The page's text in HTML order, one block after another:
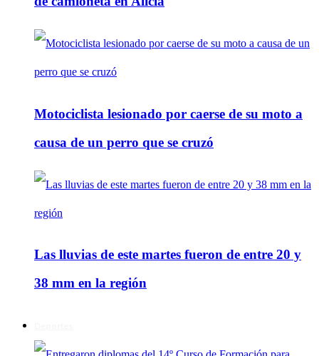
Motociclista lesionado por caerse de su moto a
causa de un perro que se cruzó
Las lluvias de este martes fueron de entre 20 y
38 mm en la región